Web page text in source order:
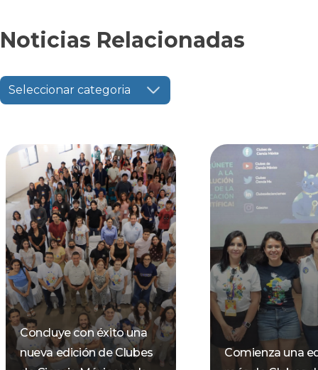
Noticias Relacionadas
Seleccionar categoria
Concluye con éxito una
nueva edición de Clubes
Comienza una